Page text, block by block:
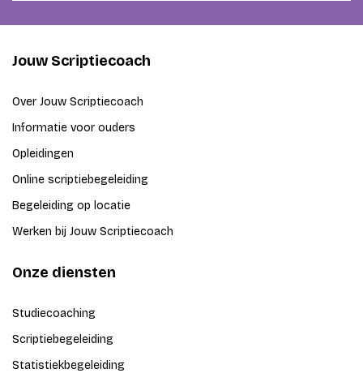
Jouw Scriptiecoach
Over Jouw Scriptiecoach
Informatie voor ouders
Opleidingen
Online scriptiebegeleiding
Begeleiding op locatie
Werken bij Jouw Scriptiecoach
Onze diensten
Studiecoaching
Scriptiebegeleiding
Statistiekbegeleiding